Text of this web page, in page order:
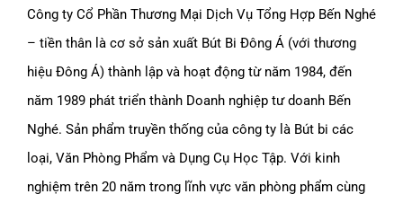
Công ty Cổ Phần Thương Mại Dịch Vụ Tổng Hợp Bến Nghé
– tiền thân là cơ sở sản xuất Bút Bi Đông Á (với thương
hiệu Đông Á) thành lập và hoạt động từ năm 1984, đến
năm 1989 phát triển thành Doanh nghiệp tư doanh Bến
Nghé. Sản phẩm truyền thống của công ty là Bút bi các
loại, Văn Phòng Phẩm và Dụng Cụ Học Tập. Với kinh
nghiệm trên 20 năm trong lĩnh vực văn phòng phẩm cùng